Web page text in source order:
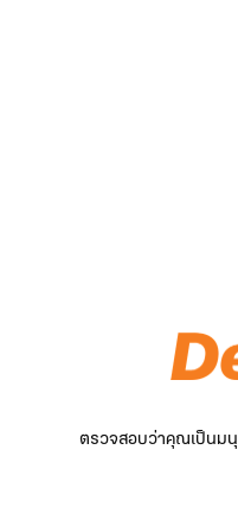
ตรวจสอบว่าคุณเป็นมนุ